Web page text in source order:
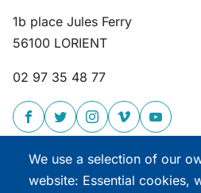
1b place Jules Ferry
56100 LORIENT
02 97 35 48 77
We use a selection of our
website: Essential cookies,